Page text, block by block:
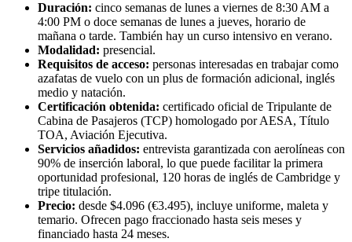
Duración: cinco semanas de lunes a viernes de 8:30 AM a
4:00 PM o doce semanas de lunes a jueves, horario de
mañana o tarde. También hay un curso intensivo en verano.
Modalidad: presencial.
Requisitos de acceso: personas interesadas en trabajar como
azafatas de vuelo con un plus de formación adicional, inglés
medio y natación.
Certificación obtenida: certificado oficial de Tripulante de
Cabina de Pasajeros (TCP) homologado por AESA, Título
TOA, Aviación Ejecutiva.
Servicios añadidos: entrevista garantizada con aerolíneas con
90% de inserción laboral, lo que puede facilitar la primera
oportunidad profesional, 120 horas de inglés de Cambridge y
tripe titulación.
Precio: desde $4.096 (€3.495), incluye uniforme, maleta y
temario. Ofrecen pago fraccionado hasta seis meses y
financiado hasta 24 meses.